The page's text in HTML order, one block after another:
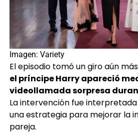
Imagen: Variety
El episodio tomó un giro aún
el príncipe Harry apareció
videollamada sorpresa
La intervención fue
una estrategia para mejorar la
pareja.